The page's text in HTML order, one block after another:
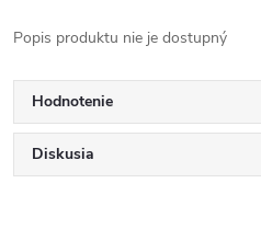
Popis produktu nie je dostupný
Hodnotenie
Diskusia